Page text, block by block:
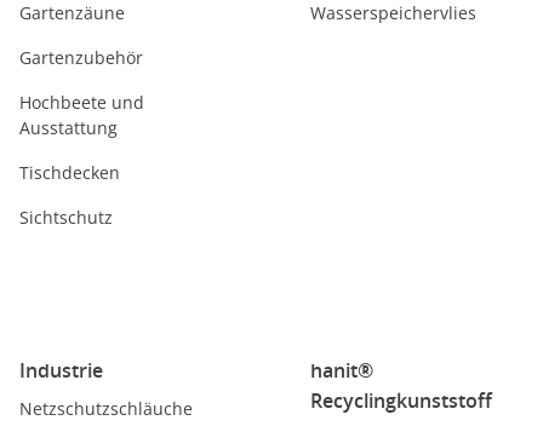
Gartenzäune
Gartenzubehör
Hochbeete und
Ausstattung
Tischdecken
Sichtschutz
Wasserspeichervlies
Industrie
Netzschutzschläuche
hanit®
Recyclingkunststoff